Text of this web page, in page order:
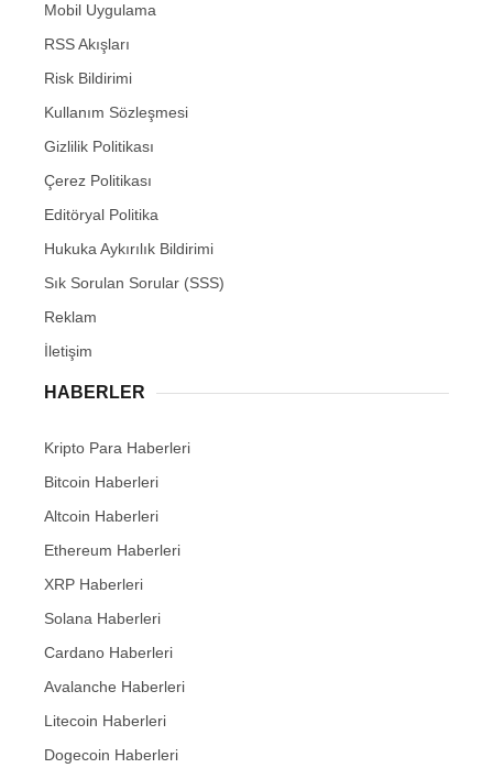
Mobil Uygulama
RSS Akışları
Risk Bildirimi
Kullanım Sözleşmesi
Gizlilik Politikası
Çerez Politikası
Editöryal Politika
Hukuka Aykırılık Bildirimi
Sık Sorulan Sorular (SSS)
Reklam
İletişim
HABERLER
Kripto Para Haberleri
Bitcoin Haberleri
Altcoin Haberleri
Ethereum Haberleri
XRP Haberleri
Solana Haberleri
Cardano Haberleri
Avalanche Haberleri
Litecoin Haberleri
Dogecoin Haberleri